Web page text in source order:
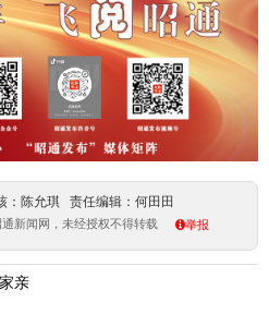
陈允琪 责任编辑：何田田
新闻网，未经授权不得转载 举报
亲